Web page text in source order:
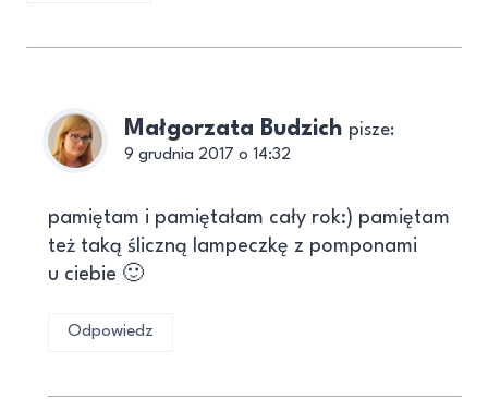
Małgorzata Budzich pisze:
9 grudnia 2017 o 14:32
pamiętam i pamiętałam cały rok:) pamiętam
też taką śliczną lampeczkę z pomponami
u ciebie 🙂
Odpowiedz